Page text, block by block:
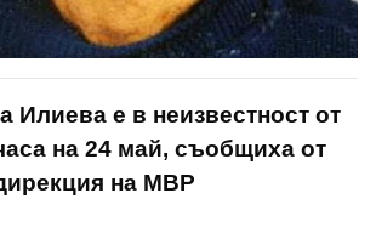
Илиева е в неизвестност от
на 24 май, съобщиха от
на МВР